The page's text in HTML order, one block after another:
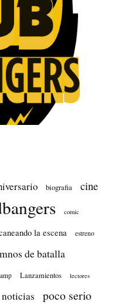
biografia cine
comic
la escena estreno
de batalla
Lanzamientos lectores
noticias poco serio